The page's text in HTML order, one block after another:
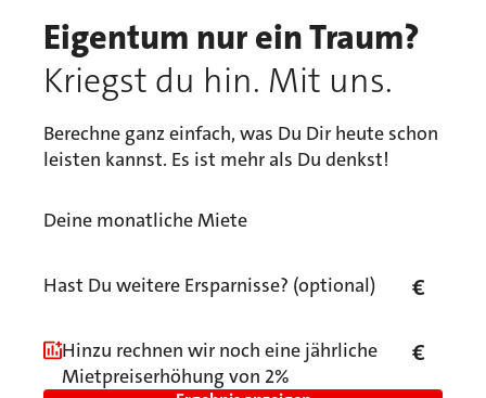
Eigentum nur ein Traum?
Kriegst du hin. Mit uns.
Berechne ganz einfach, was Du Dir heute schon
leisten kannst. Es ist mehr als Du denkst!
Deine monatliche Miete
€
Hast Du weitere Ersparnisse? (optional)
€
Hinzu rechnen wir noch eine jährliche
Mietpreiserhöhung von 2%